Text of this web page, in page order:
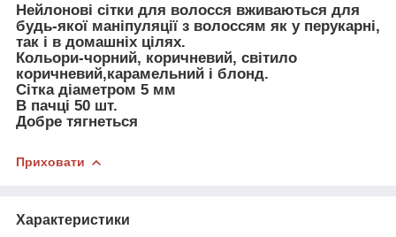
Нейлонові сітки для волосся вживаються для
будь-якої маніпуляції з волоссям як у перукарні,
так і в домашніх цілях.
Кольори-чорний, коричневий, світило
коричневий,карамельний і блонд.
Сітка діаметром 5 мм
В пачці 50 шт.
Добре тягнеться
Приховати
Характеристики